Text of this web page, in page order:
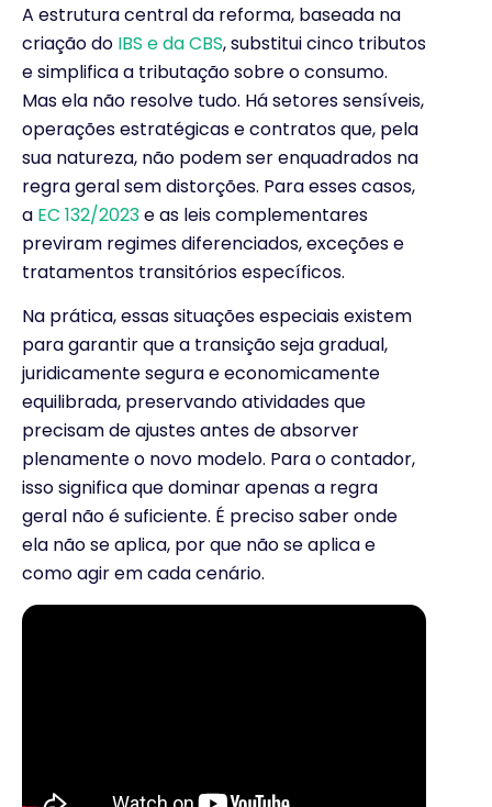
A estrutura central da reforma, baseada na
criação do IBS e da CBS, substitui cinco tributos
e simplifica a tributação sobre o consumo.
Mas ela não resolve tudo. Há setores sensíveis,
operações estratégicas e contratos que, pela
sua natureza, não podem ser enquadrados na
regra geral sem distorções. Para esses casos,
a EC 132/2023e as leis complementares
previram regimes diferenciados, exceções e
tratamentos transitórios específicos.
Na prática, essas situações especiais existem
para garantir que a transição seja gradual,
juridicamente segura e economicamente
equilibrada, preservando atividades que
precisam de ajustes antes de absorver
plenamente o novo modelo. Para o contador,
isso significa que dominar apenas a regra
geral não é suficiente. É preciso saber onde
ela não se aplica, por que não se aplica e
como agir em cada cenário.